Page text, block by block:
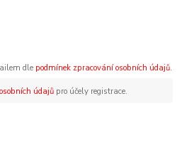
dle podmínek zpracování osobních údajů.
údajůpro účely registrace.